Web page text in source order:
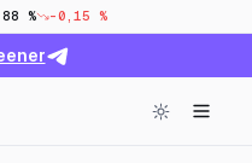
% -0,15 %